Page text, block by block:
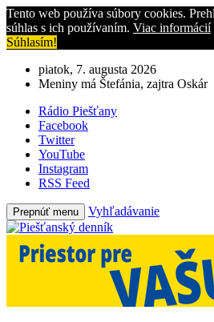
Tento web používa súbory cookies.
súhlas s ich používaním. Viac informácií
Súhlasím!
piatok, 7. augusta 2026
Meniny má Štefánia, zajtra Oskár
Rádio Piešťany
Facebook
Twitter
YouTube
Instagram
RSS Feed
Prepnúť menu Vyhľadávanie